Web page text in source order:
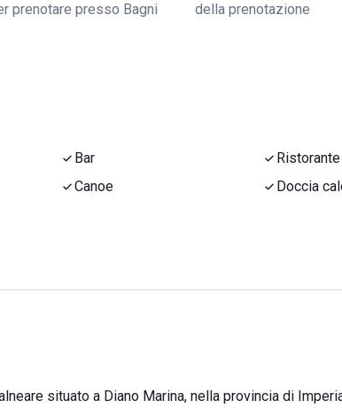
prenotare presso Bagni
della prenotazione
Bar
Ristorante
Canoe Doccia
situato a Diano Marina, nella provincia di